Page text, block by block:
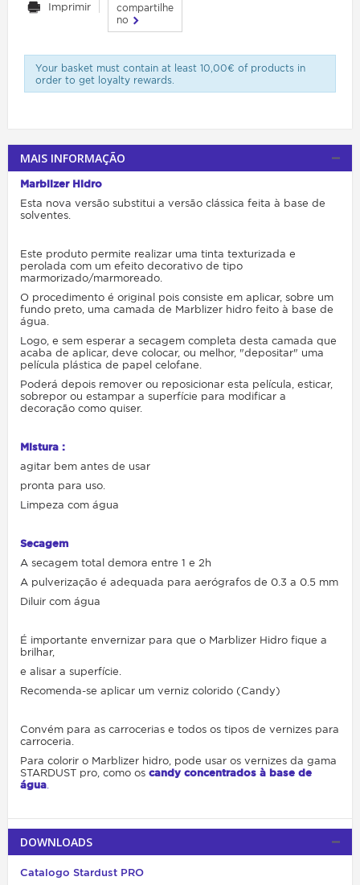
Imprimir
compartilhe
no
Your basket must contain at least 10,00€ of products in
order to get loyalty rewards.
MAIS INFORMAÇÃO
Marblizer Hidro
Esta nova versão substitui a versão clássica feita à base de
solventes.
Este produto permite realizar uma tinta texturizada e
perolada com um efeito decorativo de tipo
marmorizado/marmoreado.
O procedimento é original pois consiste em aplicar, sobre um
fundo preto, uma camada de Marblizer hidro feito à base de
água.
Logo, e sem esperar a secagem completa desta camada que
acaba de aplicar, deve colocar, ou melhor, "depositar" uma
película plástica de papel celofane.
Poderá depois remover ou reposicionar esta película, esticar,
sobrepor ou estampar a superfície para modificar a
decoração como quiser.
Mistura :
agitar bem antes de usar
pronta para uso.
Limpeza com água
Secagem
A secagem total demora entre 1 e 2h
A pulverização é adequada para aerógrafos de 0.3 a 0.5 mm
Diluir com água
É importante envernizar para que o Marblizer Hidro fique a
brilhar,
e alisar a superfície.
Recomenda-se aplicar um verniz colorido (Candy)
Convém para as carrocerias e todos os tipos de vernizes para
carroceria.
Para colorir o Marblizer hidro, pode usar os vernizes da gama
STARDUST pro, como os candy concentrados à base de
água.
DOWNLOADS
Catalogo Stardust PRO